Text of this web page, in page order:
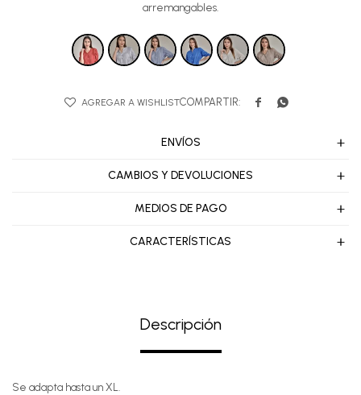
arremangables.
 
ENVÍOS
CAMBIOS Y DEVOLUCIONES
MEDIOS DE PAGO
CARACTERÍSTICAS
Descripción
Se adapta hasta un XL.